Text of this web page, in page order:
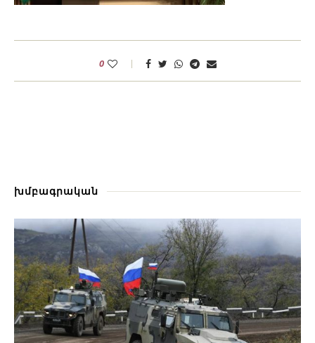
0
խմբագրական